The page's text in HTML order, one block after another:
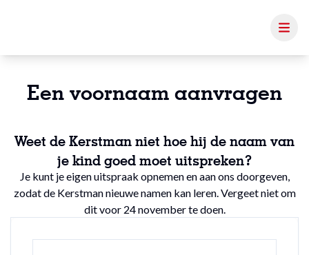
Een voornaam aanvragen
Weet de Kerstman niet hoe hij de naam van
je kind goed moet uitspreken?
Je kunt je eigen uitspraak opnemen en aan ons doorgeven,
zodat de Kerstman nieuwe namen kan leren. Vergeet niet om
dit voor 24 november te doen.